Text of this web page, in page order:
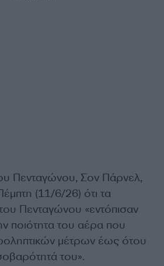
Πενταγώνου, Σον Πάρνελ,
(11/6/26) ότι τα
Πενταγώνου «εντόπισαν
ποιότητα του αέρα που
μέτρων έως ότου
του».